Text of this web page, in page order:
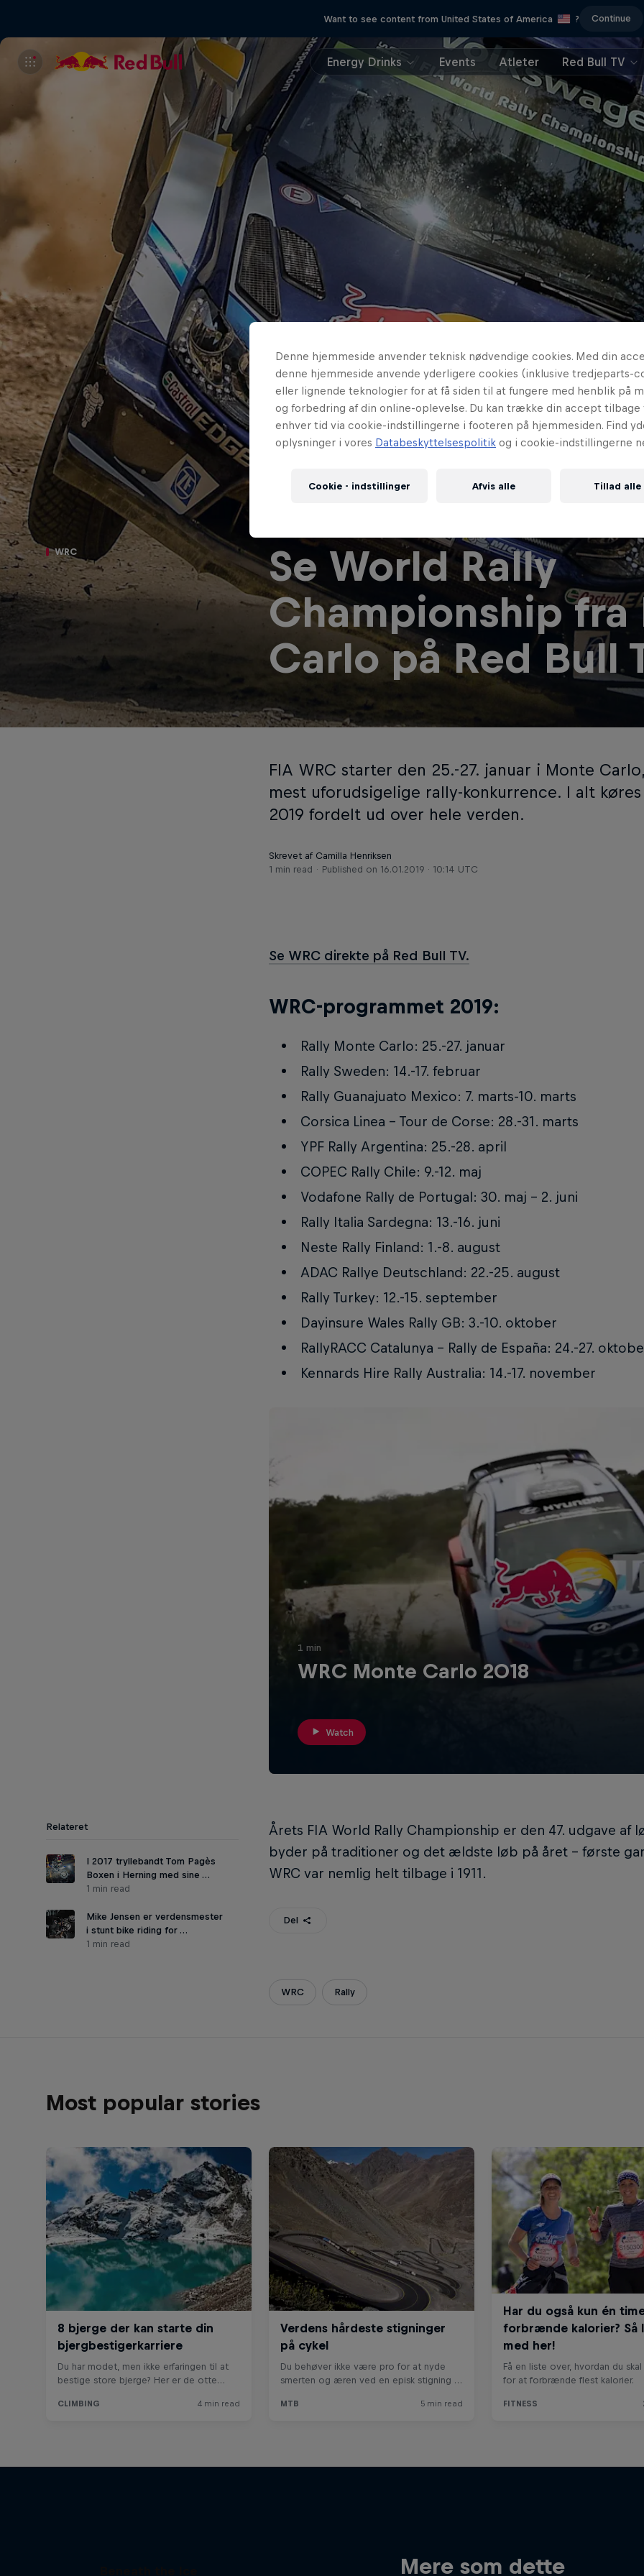
Want to see content from United States of America ? Continue
Energy Drinks Events Atleter Red Bull TV
WRC
Se World Rally
Championship fra
Carlo på Red Bull
FIA WRC starter den 25.-27. januar i Monte
mest uforudsigelige rally-konkurrence. I alt
2019 fordelt ud over hele verden.
Skrevet af Camilla Henriksen
1 min read
Published on 16.01.2019 · 10:14 UTC
Se WRC direkte på Red Bull TV.
WRC-programmet 2019:
Rally Monte Carlo: 25.-27. januar
Rally Sweden: 14.-17. februar
Rally Guanajuato Mexico: 7. marts-10. marts
Corsica Linea - Tour de Corse: 28.-31. marts
YPF Rally Argentina: 25.-28. april
COPEC Rally Chile: 9.-12. maj
Vodafone Rally de Portugal: 30. maj - 2. juni
Rally Italia Sardegna: 13.-16. juni
Neste Rally Finland: 1.-8. august
ADAC Rallye Deutschland: 22.-25. august
Rally Turkey: 12.-15. september
Dayinsure Wales Rally GB: 3.-10. oktober
RallyRACC Catalunya - Rally de España: 24.-27.
Kennards Hire Rally Australia: 14.-17. november
1 min
WRC Monte Carlo 2018
Watch
Årets FIA World Rally Championship er den 47. udgave af
byder på traditioner og det ældste løb på året - første
WRC var nemlig helt tilbage i 1911.
Relateret
I 2017 tryllebandt Tom Pagès
Boxen i Herning med sine …
1 min read
Mike Jensen er verdensmester
i stunt bike riding for …
1 min read
Del
WRC Rally
Most popular stories
Mere som dette
Denne hjemmeside anvender teknisk nødvendige cookies. Med din
denne hjemmeside anvende yderligere cookies (inklusive tredjeparts-
eller lignende teknologier for at få siden til at fungere med henblik på
og forbedring af din online-oplevelse. Du kan trække din accept tilbage
enhver tid via cookie-indstillingerne i footeren på hjemmesiden. Find
oplysninger i vores Databeskyttelsespolitik og i cookie-indstillingerne
Cookie - indstillinger Afvis alle Tillad alle